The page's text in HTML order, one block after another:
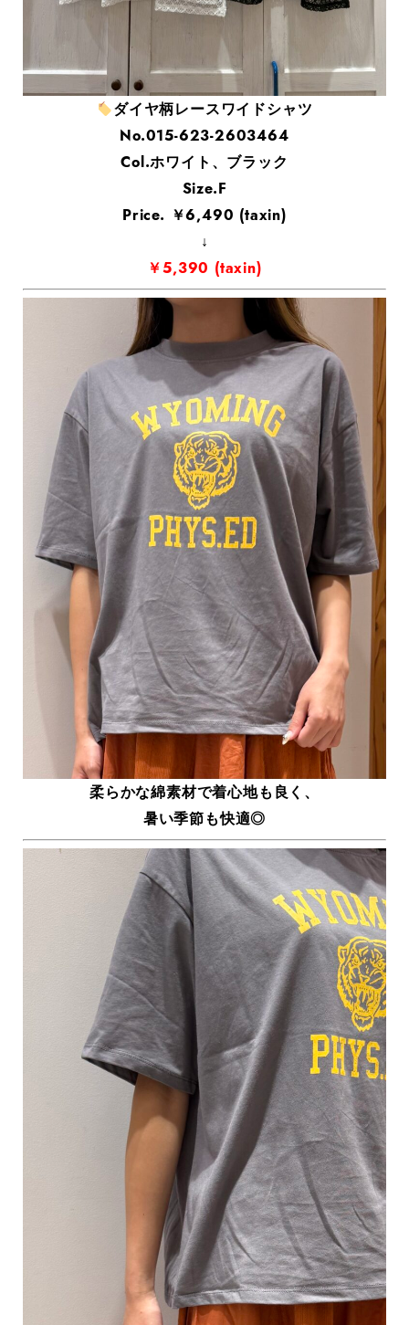
ダイヤ柄レースワイドシャツ
No.015-623-2603464
Col.ホワイト、ブラック
Size.F
Price. ￥6,490 (taxin)
↓
￥5,390 (taxin)
柔らかな綿素材で着心地も良く、
暑い季節も快適◎